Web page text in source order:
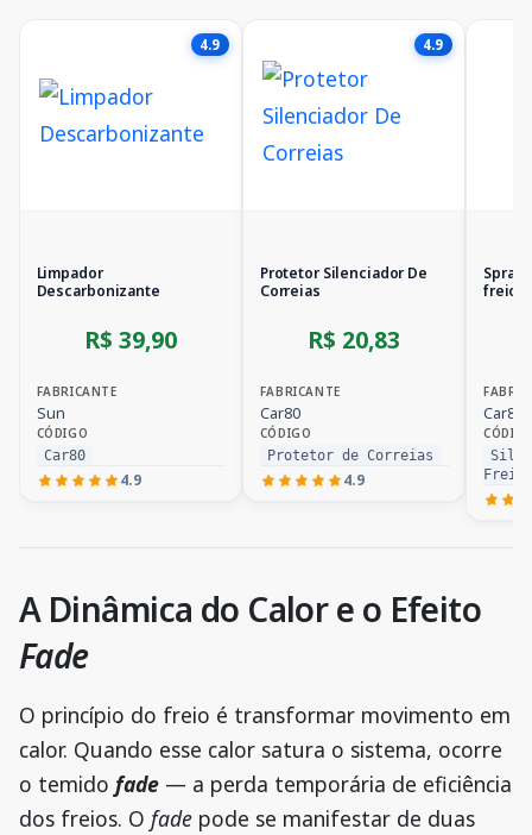
4.9
Limpador
Descarbonizante
R$ 39,90
FABRICANTE
Sun
CÓDIGO
Car80
4.9
4.9
Protetor Silenciador De
Correias
R$ 20,83
FABRICANTE
Car80
CÓDIGO
Protetor de Correias
4.9
Spray
freios
Car80
Freios
A Dinâmica do Calor e o Efeito
Fade
O princípio do freio é transformar movimento em
calor. Quando esse calor satura o sistema, ocorre
o temido fade — a perda temporária de eficiência
dos freios. O fade pode se manifestar de duas